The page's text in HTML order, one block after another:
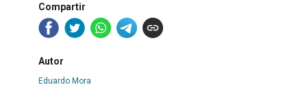
Compartir
Autor
Eduardo Mora